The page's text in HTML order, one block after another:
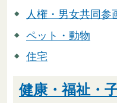
人権・男女共同参
ペット・動物
住宅
健康・福祉・